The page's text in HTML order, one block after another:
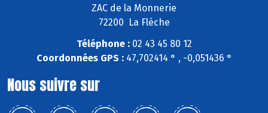
ZAC de la Monnerie
72200 La Flèche
Téléphone :02 43 45 80 12
Coordonnées GPS :47,702414 ° , -0,051436 °
Nous suivre sur